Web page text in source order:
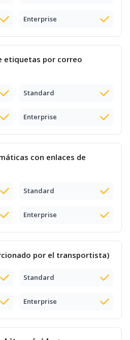
Enterprise
etiquetas por correo
Standard
Enterprise
con enlaces de
Standard
Enterprise
por el transportista)
Standard
Enterprise